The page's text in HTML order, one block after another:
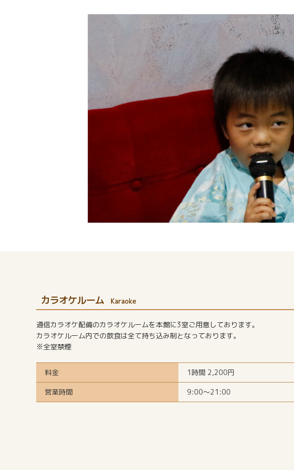
カラオケルーム Karaoke
通信カラオケ配備のカラオケルームを本館に3室ご用意しております。
カラオケルーム内での飲食は全て持ち込み制となっております。
※全室禁煙
料金 1時間 2,200円
営業時間 9:00～21:00